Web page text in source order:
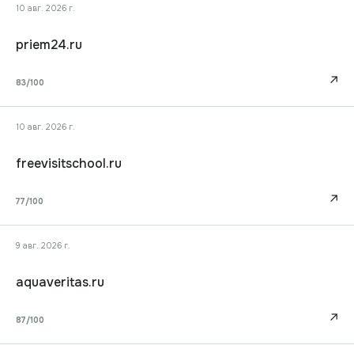
10 авг. 2026 г.
priem24.ru
83/100 ↗
10 авг. 2026 г.
freevisitschool.ru
77/100 ↗
9 авг. 2026 г.
aquaveritas.ru
87/100 ↗